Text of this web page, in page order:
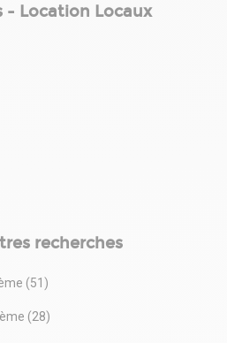
- Location Locaux
recherches
(51)
(28)